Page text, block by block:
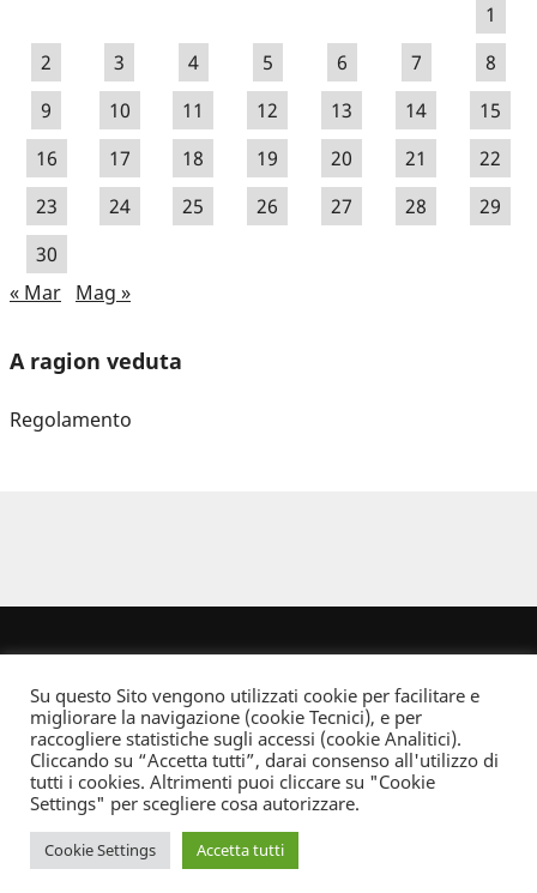
1
2
3 4 5 6 7
8
9
10 11 12 13 14
15
16
17 18 19 20 21
22
23
24 25 26 27 28
29
30
« Mar Mag »
A ragion veduta
Regolamento
Dove non indicato altrimenti quest’opera è distribuita con Licenza
Creative Commons Attribuzione - Non commerciale - Non opere derivate 2.5 Italia
Informativa sulla privacy
Su questo Sito vengono utilizzati cookie per facilitare e
migliorare la navigazione (cookie Tecnici), e per
raccogliere statistiche sugli accessi (cookie Analitici).
Cliccando su “Accetta tutti”, darai consenso all'utilizzo di
tutti i cookies. Altrimenti puoi cliccare su "Cookie
Settings" per scegliere cosa autorizzare.
Cookie Settings Accetta tutti